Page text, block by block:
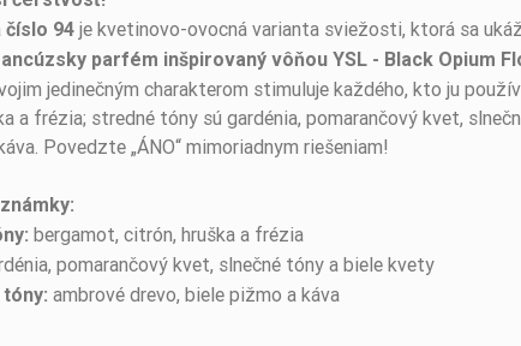
číslo 94 je kvetinovo-ovocná varianta sviežosti, ktorá sa
parfém inšpirovaný vôňou YSL - Black Opium
jedinečným charakterom stimuluje každého, kto ju
a frézia; stredné tóny sú gardénia, pomarančový kvet,
Povedzte „ÁNO“ mimoriadnym riešeniam!
bergamot, citrón, hruška a frézia
pomarančový kvet, slnečné tóny a biele kvety
ambrové drevo, biele pižmo a káva